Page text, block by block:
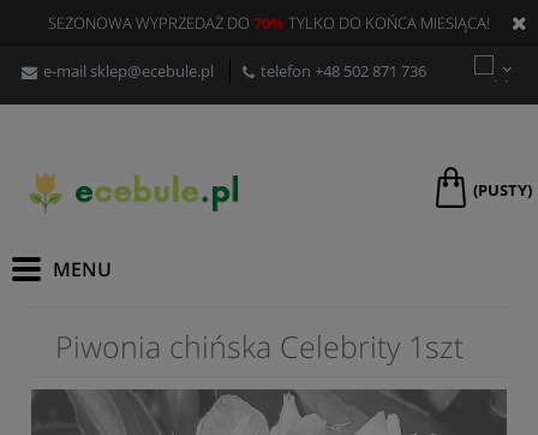
SEZONOWA WYPRZEDAŻ DO 70%TYLKO DO KOŃCA MIESIĄCA!
e-mail sklep@ecebule.pl telefon +48 502 871 736
(PUSTY)
Piwonia chińska Celebrity 1szt